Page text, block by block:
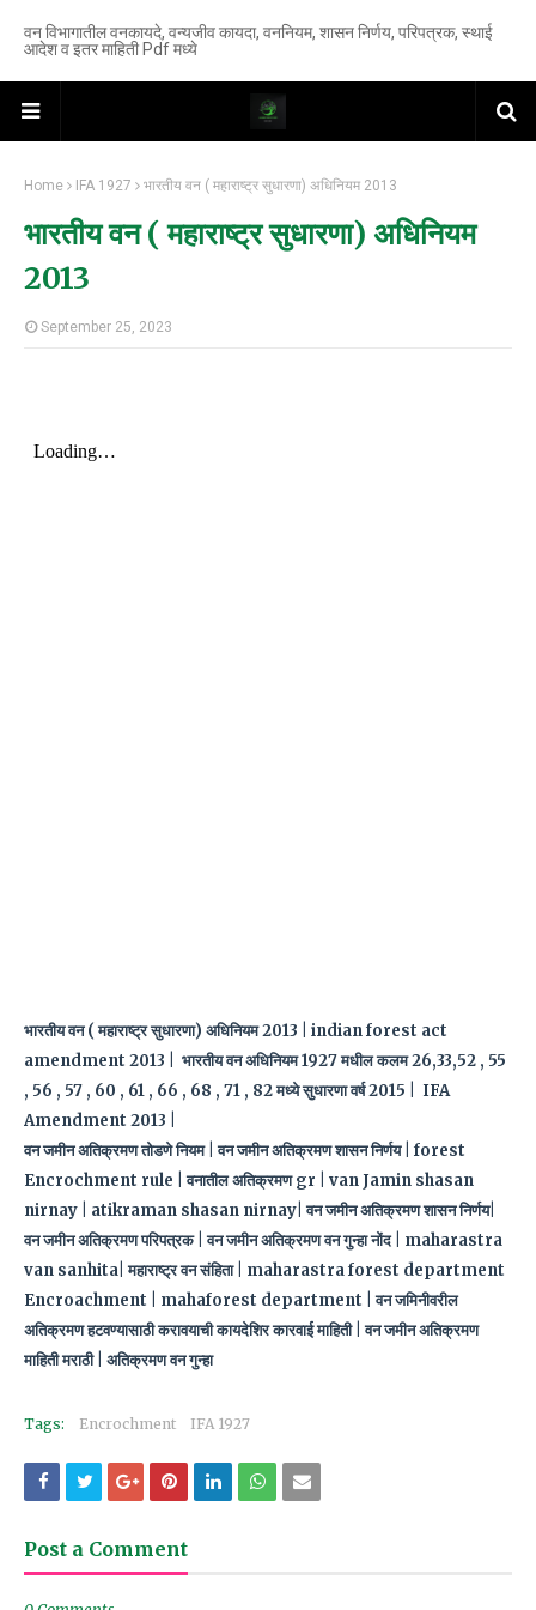
वन विभागातील वनकायदे, वन्यजीव कायदा, वननियम, शासन निर्णय, परिपत्रक, स्थाई
आदेश व इतर माहिती Pdf मध्ये
Home IFA 1927 भारतीय वन ( महाराष्ट्र सुधारणा) अधिनियम 2013
भारतीय वन ( महाराष्ट्र सुधारणा) अधिनियम
2013
September 25, 2023
भारतीय वन ( महाराष्ट्र सुधारणा) अधिनियम 2013 | indian forest act
amendment 2013 | भारतीय वन अधिनियम 1927 मधील कलम 26,33,52 , 55
, 56 , 57 , 60 , 61 , 66 , 68 , 71 , 82 मध्ये सुधारणा वर्ष 2015 | IFA
Amendment 2013 |
वन जमीन अतिक्रमण तोडणे नियम | वन जमीन अतिक्रमण शासन निर्णय | forest
Encrochment rule | वनातील अतिक्रमण gr | van Jamin shasan
nirnay | atikraman shasan nirnay| वन जमीन अतिक्रमण शासन निर्णय|
वन जमीन अतिक्रमण परिपत्रक | वन जमीन अतिक्रमण वन गुन्हा नोंद | maharastra
van sanhita| महाराष्ट्र वन संहिता | maharastra forest department
Encroachment | mahaforest department | वन जमिनीवरील
अतिक्रमण हटवण्यासाठी करावयाची कायदेशिर कारवाई माहिती | वन जमीन अतिक्रमण
माहिती मराठी | अतिक्रमण वन गुन्हा
Tags: Encrochment IFA 1927
Post a Comment